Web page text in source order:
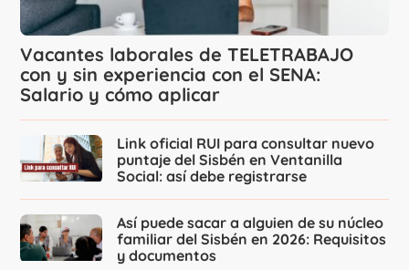
Vacantes laborales de TELETRABAJO
con y sin experiencia con el SENA:
Salario y cómo aplicar
Link oficial RUI para consultar nuevo
puntaje del Sisbén en Ventanilla
Social: así debe registrarse
Así puede sacar a alguien de su núcleo
familiar del Sisbén en 2026: Requisitos
y documentos